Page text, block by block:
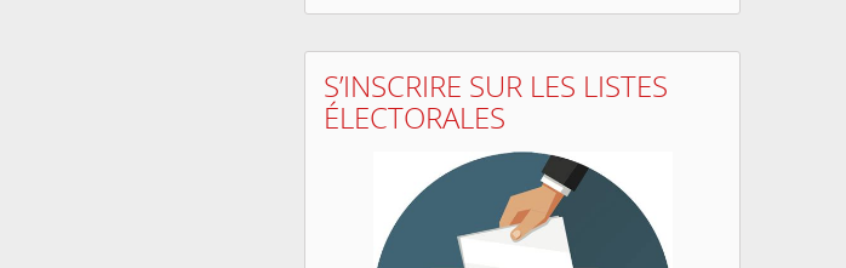
S’INSCRIRE SUR LES LISTES
ÉLECTORALES